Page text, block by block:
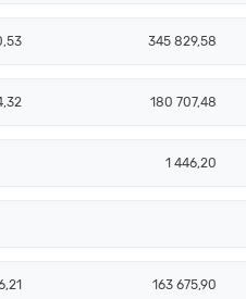
345 829,58
180 707,48
1 446,20
163 675,90